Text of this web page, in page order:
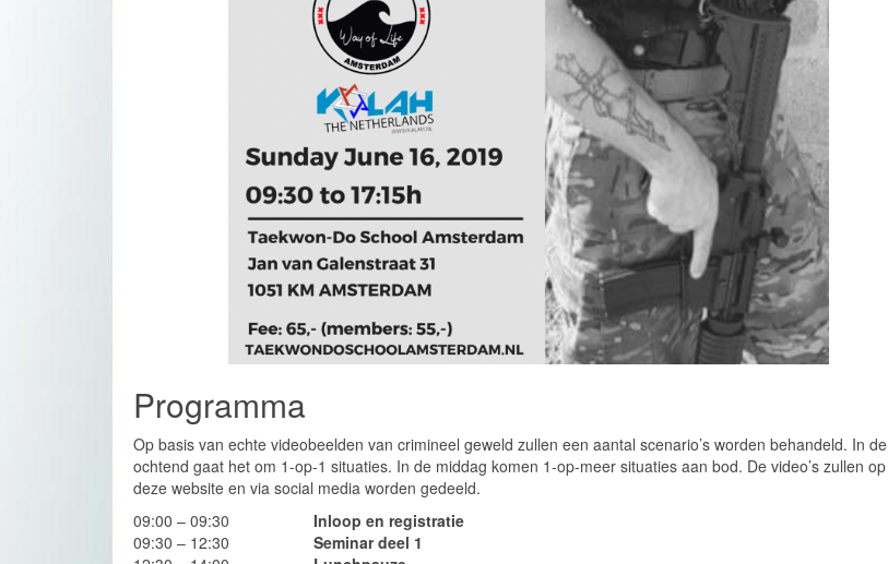
Programma
Op basis van echte videobeelden van crimineel geweld zullen een aantal scenario’s worden behandeld. In de
ochtend gaat het om 1-op-1 situaties. In de middag komen 1-op-meer situaties aan bod. De video’s zullen op
deze website en via social media worden gedeeld.
09:00 – 09:30
Inloop en registratie
09:30 – 12:30
Seminar deel 1